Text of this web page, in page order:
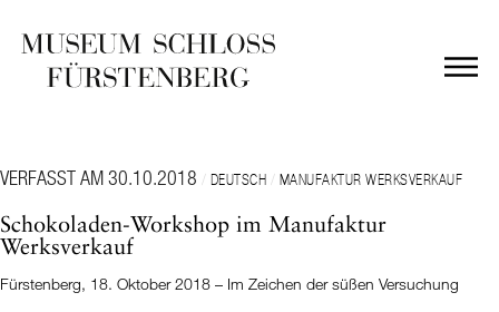
VERFASST AM 30.10.2018 / DEUTSCH / MANUFAKTUR WERKSVERKAUF
Schokoladen-Workshop im Manufaktur
Werksverkauf
Fürstenberg, 18. Oktober 2018 – Im Zeichen der süßen Versuchung